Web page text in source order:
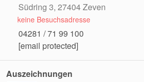
Südring 3, 27404 Zeven
keine Besuchsadresse
04281 / 71 99 100
[email protected]
Auszeichnungen